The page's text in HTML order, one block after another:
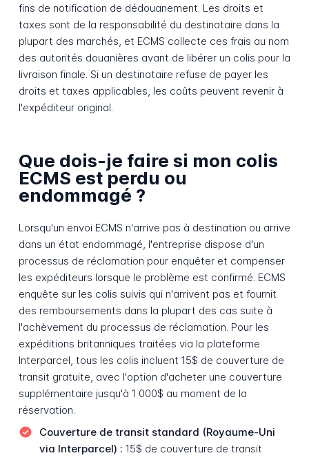
fins de notification de dédouanement. Les droits et
taxes sont de la responsabilité du destinataire dans la
plupart des marchés, et ECMS collecte ces frais au nom
des autorités douanières avant de libérer un colis pour la
livraison finale. Si un destinataire refuse de payer les
droits et taxes applicables, les coûts peuvent revenir à
l'expéditeur original.
Que dois-je faire si mon colis
ECMS est perdu ou
endommagé ?
Lorsqu'un envoi ECMS n'arrive pas à destination ou arrive
dans un état endommagé, l'entreprise dispose d'un
processus de réclamation pour enquêter et compenser
les expéditeurs lorsque le problème est confirmé. ECMS
enquête sur les colis suivis qui n'arrivent pas et fournit
des remboursements dans la plupart des cas suite à
l'achèvement du processus de réclamation. Pour les
expéditions britanniques traitées via la plateforme
Interparcel, tous les colis incluent 15$ de couverture de
transit gratuite, avec l'option d'acheter une couverture
supplémentaire jusqu'à 1 000$ au moment de la
réservation.
Couverture de transit standard (Royaume-Uni
via Interparcel) : 15$ de couverture de transit